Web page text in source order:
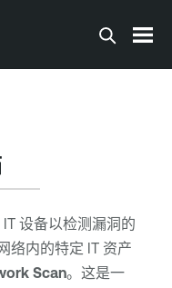
设备以检测漏洞的
络内的特定 IT 资产
Scan。这是一